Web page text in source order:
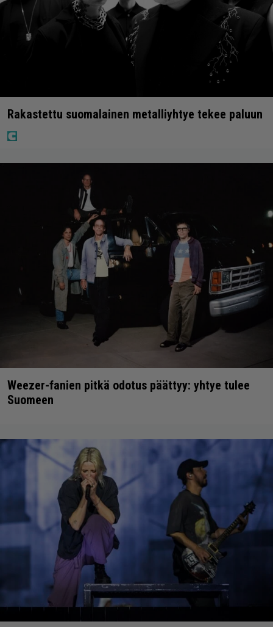
Rakastettu suomalainen metalliyhtye tekee paluun
Weezer-fanien pitkä odotus päättyy: yhtye tulee
Suomeen